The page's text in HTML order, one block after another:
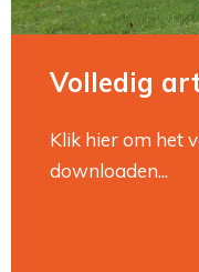
Volledig
Klik hier om het
downloaden...